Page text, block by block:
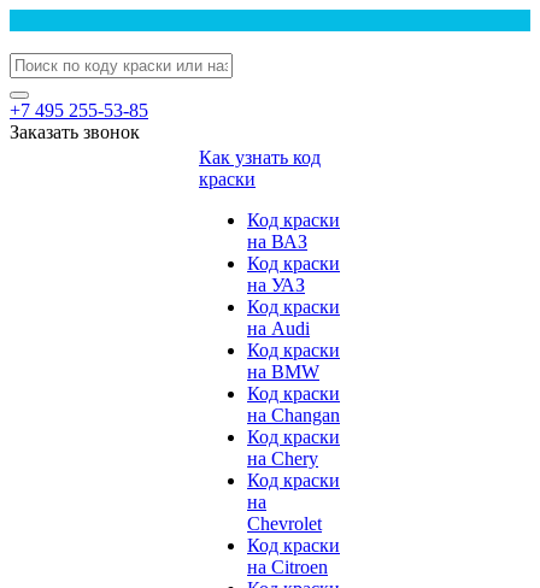
+7 495 255-53-85
Заказать звонок
Как узнать код
краски
Код краски
на ВАЗ
Код краски
на УАЗ
Код краски
на Audi
Код краски
на BMW
Код краски
на Changan
Код краски
на Chery
Код краски
на
Chevrolet
Код краски
на Citroen